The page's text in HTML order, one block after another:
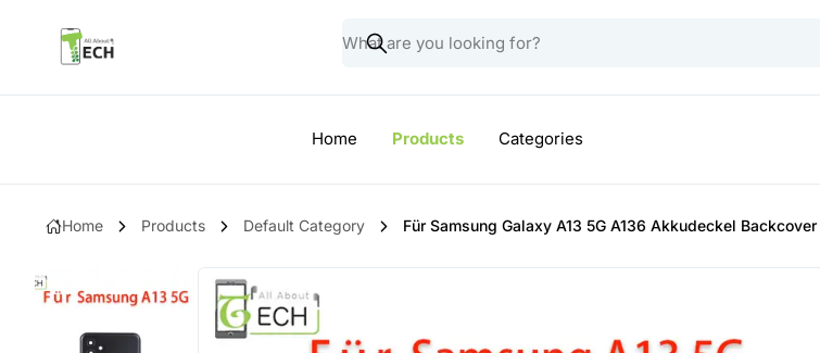
Home Products Categories
Home Products Default Category Für Samsung Galaxy A13 5G A136 Akkudeckel